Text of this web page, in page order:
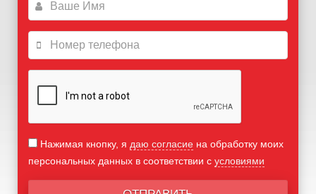
Нажимая кнопку, я даю согласие на обработку моих
персональных данных в соответствии с условиями